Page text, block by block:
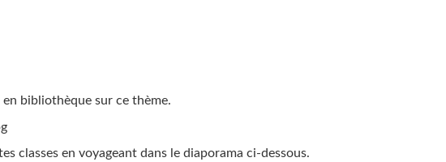
bibliothèque sur ce thème.
classes en voyageant dans le diaporama ci-dessous.